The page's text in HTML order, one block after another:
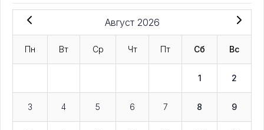
Август 2026
Пн Вт Ср Чт Пт Сб Вс
1 2
3 4 5 6 7 8 9